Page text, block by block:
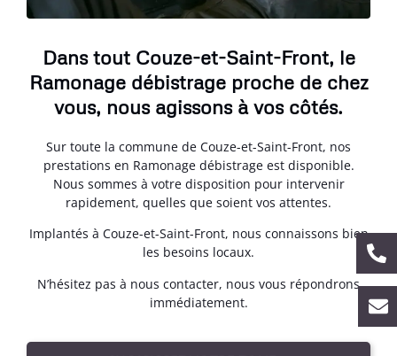
Dans tout Couze-et-Saint-Front, le
Ramonage débistrage proche de chez
vous, nous agissons à vos côtés.
Sur toute la commune de Couze-et-Saint-Front, nos
prestations en Ramonage débistrage est disponible.
Nous sommes à votre disposition pour intervenir
rapidement, quelles que soient vos attentes.
Implantés à Couze-et-Saint-Front, nous connaissons bien
les besoins locaux.
N’hésitez pas à nous contacter, nous vous répondrons
immédiatement.